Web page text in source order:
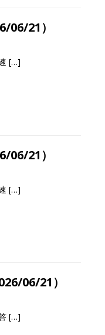
06/21）
[…]
06/21）
[…]
06/21）
[…]